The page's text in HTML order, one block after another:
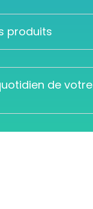
produits
de votre